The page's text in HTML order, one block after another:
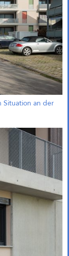
Situation an der